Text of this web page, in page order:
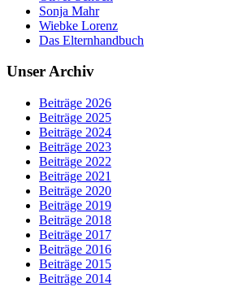
Sonja Mahr
Wiebke Lorenz
Das Elternhandbuch
Unser Archiv
Beiträge 2026
Beiträge 2025
Beiträge 2024
Beiträge 2023
Beiträge 2022
Beiträge 2021
Beiträge 2020
Beiträge 2019
Beiträge 2018
Beiträge 2017
Beiträge 2016
Beiträge 2015
Beiträge 2014